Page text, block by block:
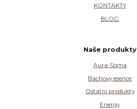
KONTAKTY
BLOG
Naše produkty
Aura-Soma
Bachovy esence
Ostatní produkty
Energy